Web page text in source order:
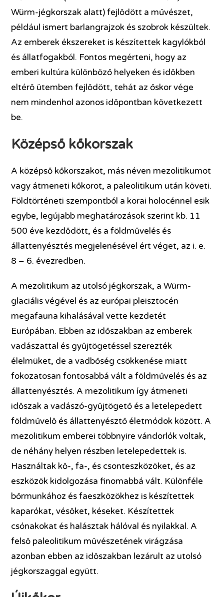
Würm-jégkorszak alatt) fejlődött a művészet,
például ismert barlangrajzok és szobrok készültek.
Az emberek ékszereket is készítettek kagylókból
és állatfogakból. Fontos megérteni, hogy az
emberi kultúra különböző helyeken és időkben
eltérő ütemben fejlődött, tehát az őskor vége
nem mindenhol azonos időpontban következett
be.
Középső kőkorszak
A középső kőkorszakot, más néven mezolitikumot
vagy átmeneti kőkorot, a paleolitikum után követi.
Földtörténeti szempontból a korai holocénnel esik
egybe, legújabb meghatározások szerint kb. 11
500 éve kezdődött, és a földművelés és
állattenyésztés megjelenésével ért véget, az i. e.
8 – 6. évezredben.
A mezolitikum az utolsó jégkorszak, a Würm-
glaciális végével és az európai pleisztocén
megafauna kihalásával vette kezdetét
Európában. Ebben az időszakban az emberek
vadászattal és gyűjtögetéssel szerezték
élelmüket, de a vadbőség csökkenése miatt
fokozatosan fontosabbá vált a földművelés és az
állattenyésztés. A mezolitikum így átmeneti
időszak a vadászó-gyűjtögető és a letelepedett
földművelő és állattenyésztő életmódok között. A
mezolitikum emberei többnyire vándorlók voltak,
de néhány helyen részben letelepedettek is.
Használtak kő-, fa-, és csonteszközöket, és az
eszközök kidolgozása finomabbá vált. Különféle
bőrmunkához és faeszközökhez is készítettek
kaparókat, vésőket, késeket. Készítettek
csónakokat és halásztak hálóval és nyilakkal. A
felső paleolitikum művészetének virágzása
azonban ebben az időszakban lezárult az utolsó
jégkorszaggal együtt.